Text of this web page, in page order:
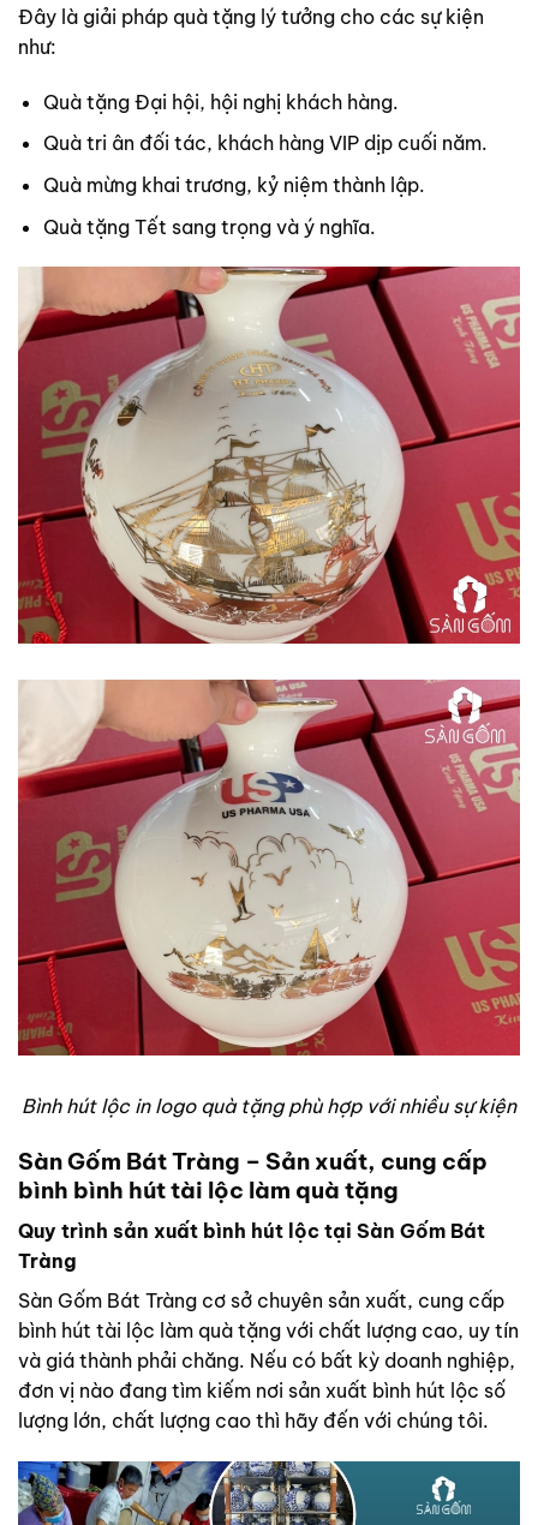
Đây là giải pháp quà tặng lý tưởng cho các sự kiện
như:
Quà tặng Đại hội, hội nghị khách hàng.
Quà tri ân đối tác, khách hàng VIP dịp cuối năm.
Quà mừng khai trương, kỷ niệm thành lập.
Quà tặng Tết sang trọng và ý nghĩa.
Bình hút lộc in logo quà tặng phù hợp với nhiều sự kiện
Sàn Gốm Bát Tràng – Sản xuất, cung cấp
bình bình hút tài lộc làm quà tặng
Quy trình sản xuất bình hút lộc tại Sàn Gốm Bát
Tràng
Sàn Gốm Bát Tràng cơ sở chuyên sản xuất, cung cấp
bình hút tài lộc làm quà tặng với chất lượng cao, uy tín
và giá thành phải chăng. Nếu có bất kỳ doanh nghiệp,
đơn vị nào đang tìm kiếm nơi sản xuất bình hút lộc số
lượng lớn, chất lượng cao thì hãy đến với chúng tôi.